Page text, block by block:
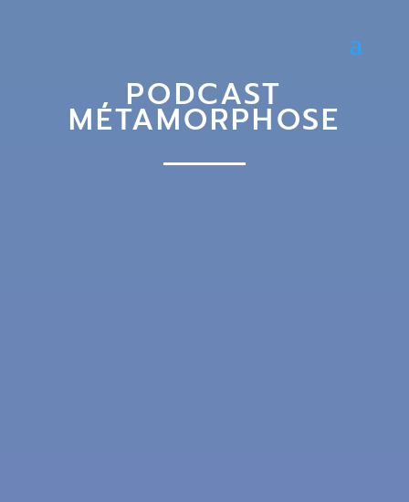
PODCAST
MÉTAMORPHOSE